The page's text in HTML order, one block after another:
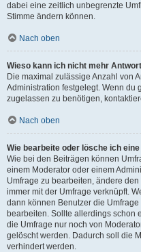
dabei eine zeitlich unbegrenzte
Stimme ändern können.
Nach oben
Wieso kann ich nicht mehr
Die maximal zulässige Anzahl von
Administration festgelegt. Wenn du
zugelassen zu benötigen,
Nach oben
Wie bearbeite oder lösche ich
Wie bei den Beiträgen können
einem Moderator oder einem
Umfrage zu bearbeiten, ändere
immer mit der Umfrage verknüpft.
dann können Benutzer die
bearbeiten. Sollte allerdings schon
die Umfrage nur noch von
gelöscht werden. Dadurch soll die
verhindert werden.